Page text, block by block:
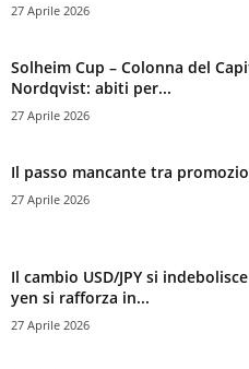
27 Aprile 2026
Solheim Cup – Colonna del
Nordqvist: abiti per...
27 Aprile 2026
Il passo mancante tra
27 Aprile 2026
Il cambio USD/JPY si
yen si rafforza in...
27 Aprile 2026